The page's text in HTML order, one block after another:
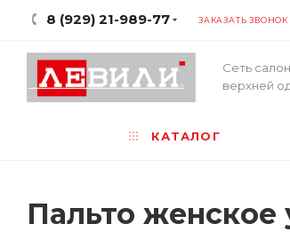
8 (929) 21-989-77 ЗАКАЗАТЬ ЗВОНОК
Сеть
верхней
КАТАЛОГ
Пальто женское